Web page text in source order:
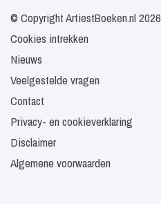
© Copyright ArtiestBoeken.nl 2026
Cookies intrekken
Nieuws
Veelgestelde vragen
Contact
Privacy- en cookieverklaring
Disclaimer
Algemene voorwaarden